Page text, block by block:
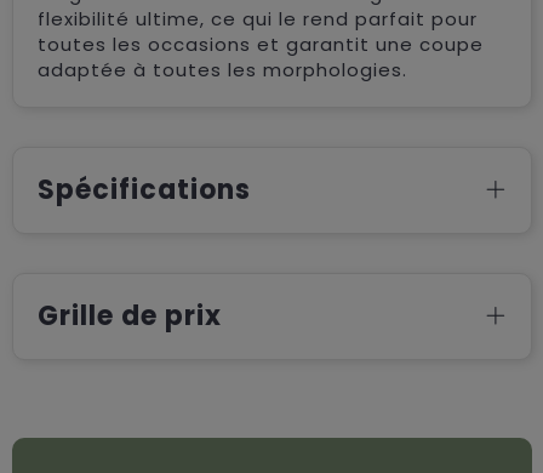
flexibilité ultime, ce qui le rend parfait pour
toutes les occasions et garantit une coupe
adaptée à toutes les morphologies.
Spécifications
Grille de prix